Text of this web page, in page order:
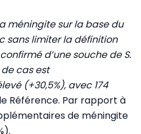
méningite sur la base du
sans limiter la définition
d’une souche de S.
cas est
(+30,5%), avec 174
Référence. Par rapport à
de méningite